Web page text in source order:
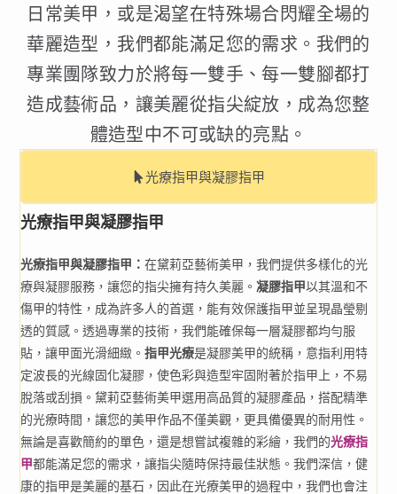
日常美甲，或是渴望在特殊場合閃耀全場的
華麗造型，我們都能滿足您的需求。我們的
專業團隊致力於將每一雙手、每一雙腳都打
造成藝術品，讓美麗從指尖綻放，成為您整
體造型中不可或缺的亮點。
光療指甲與凝膠指甲
光療指甲與凝膠指甲
光療指甲與凝膠指甲：在黛莉亞藝術美甲，我們提供多樣化的光
療與凝膠服務，讓您的指尖擁有持久美麗。凝膠指甲以其溫和不
傷甲的特性，成為許多人的首選，能有效保護指甲並呈現晶瑩剔
透的質感。透過專業的技術，我們能確保每一層凝膠都均勻服
貼，讓甲面光滑細緻。指甲光療是凝膠美甲的統稱，意指利用特
定波長的光線固化凝膠，使色彩與造型牢固附著於指甲上，不易
脫落或刮損。黛莉亞藝術美甲選用高品質的凝膠產品，搭配精準
的光療時間，讓您的美甲作品不僅美觀，更具備優異的耐用性。
無論是喜歡簡約的單色，還是想嘗試複雜的彩繪，我們的光療指
甲都能滿足您的需求，讓指尖隨時保持最佳狀態。我們深信，健
康的指甲是美麗的基石，因此在光療美甲的過程中，我們也會注